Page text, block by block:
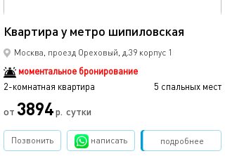
Квартира у метро шипиловская
Москва, проезд Ореховый, д.39 корпус 1
моментальное бронирование
2-комнатная квартира
5 спальных мест
от 3894р. сутки
подробнее
Позвонить написать Забронировать